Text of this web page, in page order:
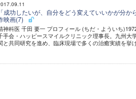
「成功したいが、自分をどう変えていいかが分
映画(7)
神科医 千田 要一 プロフィール (ちだ・よういち
手会・ハッピースマイルクリニック理事長。九州
と共同研究を進め、臨床現場で多くの治癒実績を